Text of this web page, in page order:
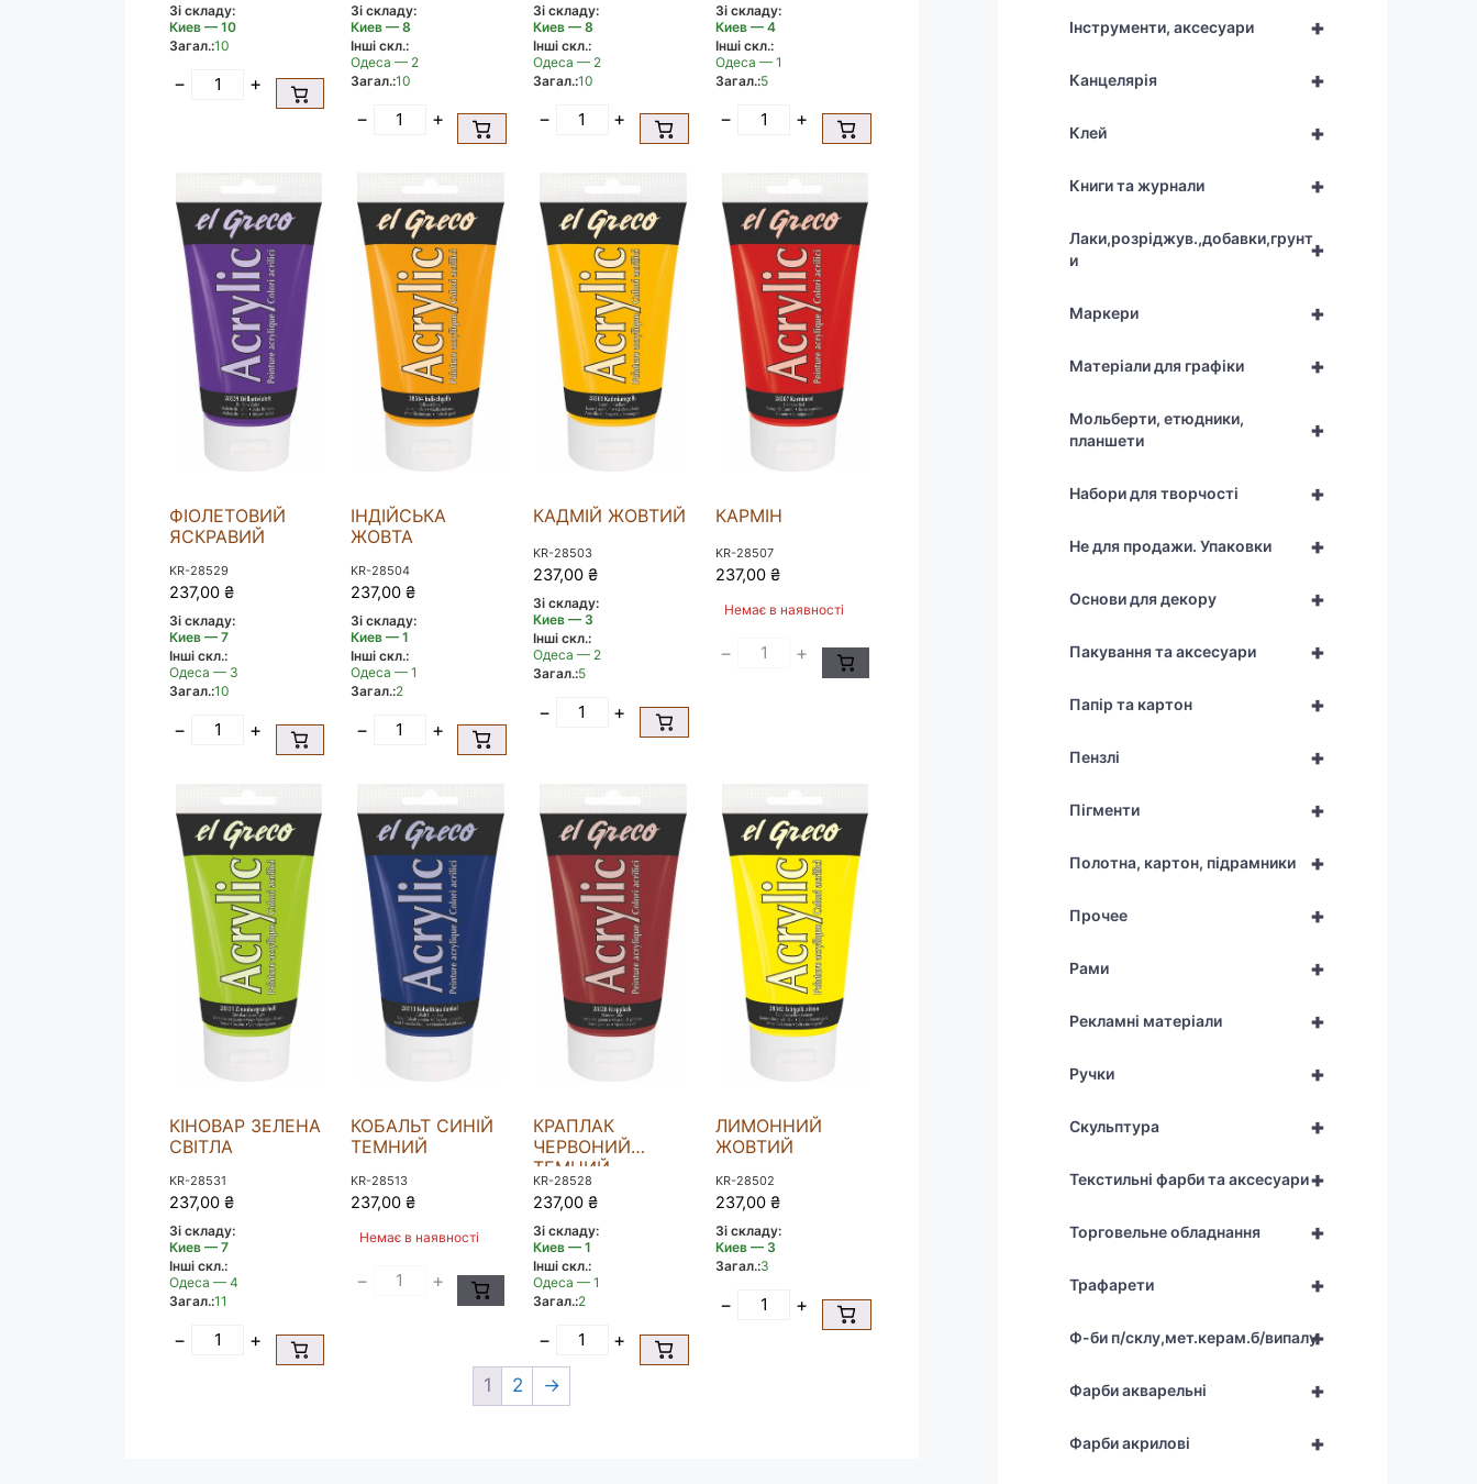
Зі складу:
Киев — 10
Загал.:10
− +
Зі складу:
Киев — 8
Інші скл.:
Одеса — 2
Загал.:10
− +
Зі складу:
Киев — 8
Інші скл.:
Одеса — 2
Загал.:10
− +
Зі складу:
Киев — 4
Інші скл.:
Одеса — 1
Загал.:5
− +
ФІОЛЕТОВИЙ
ЯСКРАВИЙ
KR-28529
237,00 ₴
Зі складу:
Киев — 7
Інші скл.:
Одеса — 3
Загал.:10
− +
ІНДІЙСЬКА
ЖОВТА
KR-28504
237,00₴
Зі складу:
Киев — 1
Інші скл.:
Одеса — 1
Загал.:2
− +
КАДМІЙ ЖОВТИЙ
KR-28503
237,00 ₴
Зі складу:
Киев — 3
Інші скл.:
Одеса — 2
Загал.:5
− +
КАРМІН
KR-28507
237,00 ₴
Немає в наявності
− +
КІНОВАР ЗЕЛЕНА
СВІТЛА
KR-28531
237,00 ₴
Зі складу:
Киев — 7
Інші скл.:
Одеса — 4
Загал.:11
− +
КОБАЛЬТ СИНІЙ
ТЕМНИЙ
KR-28513
237,00₴
Немає в наявності
− +
КРАПЛАК
ЧЕРВОНИЙ
ТЕМНИЙ
KR-28528
237,00 ₴
Зі складу:
Киев — 1
Інші скл.:
Одеса — 1
Загал.:2
− +
ЛИМОННИЙ
ЖОВТИЙ
KR-28502
237,00 ₴
Зі складу:
Киев — 3
Загал.:3
− +
1 2 →
+
Інструменти, аксесуари
+
Канцелярія
+
Клей
+
Книги та журнали
+
Лаки,розріджув.,добавки,грунт
и
+
Маркери
+
Матеріали для графіки
+
Мольберти, етюдники,
планшети
+
Набори для творчості
+
Не для продажи. Упаковки
+
Основи для декору
+
Пакування та аксесуари
+
Папір та картон
+
Пензлі
+
Пігменти
+
Полотна, картон, підрамники
+
Прочее
+
Рами
+
Рекламні матеріали
+
Ручки
+
Скульптура
+
Текстильні фарби та аксесуари
+
Торговельне обладнання
+
Трафарети
+
Ф-би п/склу,мет.керам.б/випалу
+
Фарби акварельні
+
Фарби акрилові